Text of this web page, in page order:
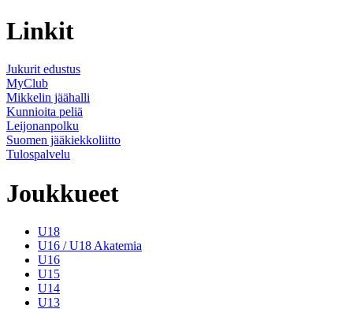
Linkit
Jukurit edustus
MyClub
Mikkelin jäähalli
Kunnioita peliä
Leijonanpolku
Suomen jääkiekkoliitto
Tulospalvelu
Joukkueet
U18
U16 / U18 Akatemia
U16
U15
U14
U13